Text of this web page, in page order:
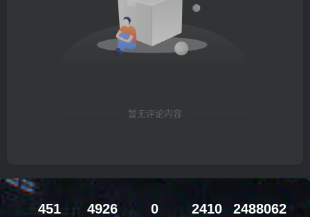
暂无评论内容
451 4926 0 2410 2488062